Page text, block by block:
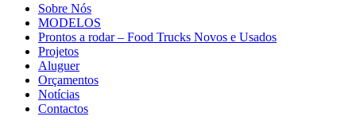
Sobre Nós
MODELOS
Prontos a rodar – Food Trucks Novos e Usados
Projetos
Aluguer
Orçamentos
Notícias
Contactos